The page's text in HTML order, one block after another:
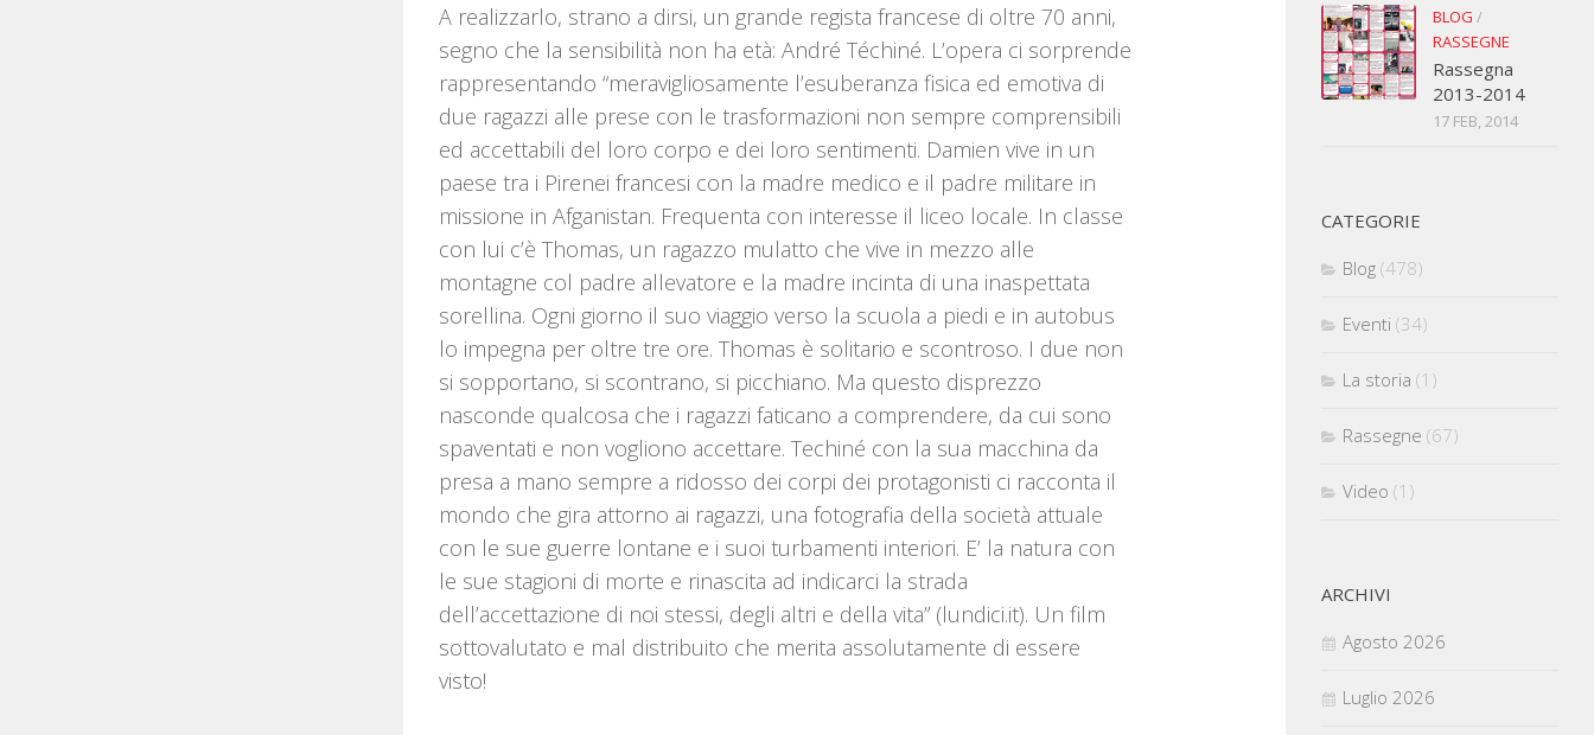
A realizzarlo, strano a dirsi, un grande regista francese di oltre 70 anni,
segno che la sensibilità non ha età: André Téchiné. L’opera ci sorprende
rappresentando “meravigliosamente l’esuberanza fisica ed emotiva di
due ragazzi alle prese con le trasformazioni non sempre comprensibili
ed accettabili del loro corpo e dei loro sentimenti. Damien vive in un
paese tra i Pirenei francesi con la madre medico e il padre militare in
missione in Afganistan. Frequenta con interesse il liceo locale. In classe
con lui c’è Thomas, un ragazzo mulatto che vive in mezzo alle
montagne col padre allevatore e la madre incinta di una inaspettata
sorellina. Ogni giorno il suo viaggio verso la scuola a piedi e in autobus
lo impegna per oltre tre ore. Thomas è solitario e scontroso. I due non
si sopportano, si scontrano, si picchiano. Ma questo disprezzo
nasconde qualcosa che i ragazzi faticano a comprendere, da cui sono
spaventati e non vogliono accettare. Techiné con la sua macchina da
presa a mano sempre a ridosso dei corpi dei protagonisti ci racconta il
mondo che gira attorno ai ragazzi, una fotografia della società attuale
con le sue guerre lontane e i suoi turbamenti interiori. E’ la natura con
le sue stagioni di morte e rinascita ad indicarci la strada
dell’accettazione di noi stessi, degli altri e della vita” (lundici.it). Un film
sottovalutato e mal distribuito che merita assolutamente di essere
visto!
BLOG /
RASSEGNE
Rassegna
2013-2014
17 FEB, 2014
CATEGORIE
Blog (478)
Eventi (34)
La storia (1)
Rassegne (67)
Video (1)
ARCHIVI
Agosto 2026
Luglio 2026